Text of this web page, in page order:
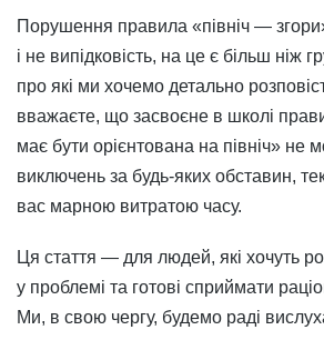
Порушення правила «північ —
і не випідковість, на це є більш ніж
про які ми хочемо детально
вважаєте, що засвоєне в школі
має бути орієнтована на північ» не
виключень за будь-яких обставин,
вас марною витратою часу.
Ця стаття — для людей, які хочуть
у проблемі та готові сприймати
Ми, в свою чергу, будемо раді